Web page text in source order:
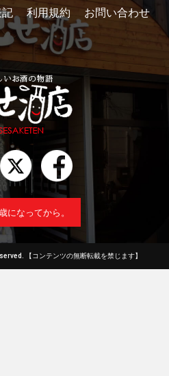
利用規約 お問い合わせ
になってから。
【コンテンツの無断転載を禁じます】